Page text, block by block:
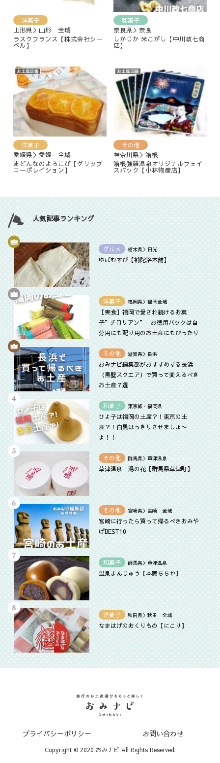
洋菓子
山形県＞山形 全域
ラスクフランス【株式会社シー
ベル】
和菓子
奈良県＞奈良
しかじか 米こがし【中川政七商
店】
お土産図鑑
洋菓子
愛媛県＞愛媛 全域
まどんなのよろこび【グリップ
コーポレイション】
お土産図鑑
その他
神奈川県＞箱根
箱根強羅温泉オリジナルフェイ
スパック【小林物産店】
人気記事ランキング
グルメ 栃木県＞日光
ゆばむすび【補陀洛本舗】
洋菓子 福岡県＞福岡全域
【実食】福岡で愛され続けるお菓
子”チロリアン” お徳用パックは自
分用にも配り用のお土産にもぴったり
その他 滋賀県＞長浜
おみナビ編集部がおすすめする長浜
（黒壁スクエア）で買って変えるべき
お土産７選
和菓子 東京都・福岡県
ひよ子は福岡の土産？！東京の土
産？！白黒はっきりさせましょ〜
よ！！
その他 群馬県＞草津温泉
草津温泉 湯の花【群馬県草津町】
その他 宮崎県＞宮崎 全域
宮崎に行ったら買って帰るべきおみや
げBEST10
和菓子 群馬県＞草津温泉
温泉まんじゅう【本家ちちや】
洋菓子 秋田県＞秋田 全域
なまはげのおくりもの【にこり】
プライバシーポリシー お問い合わせ
Copyright © 2020 おみナビ All Rights Reserved.